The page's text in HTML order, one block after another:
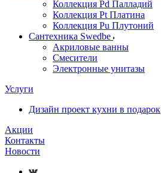
Коллекция Pd Палладий
Коллекция Pt Платина
Коллекция Pu Плутоний
Сантехника Swedbe
Акриловые ванны
Смесители
Электронные унитазы
Услуги
Дизайн проект кухни в подарок
Акции
Контакты
Новости